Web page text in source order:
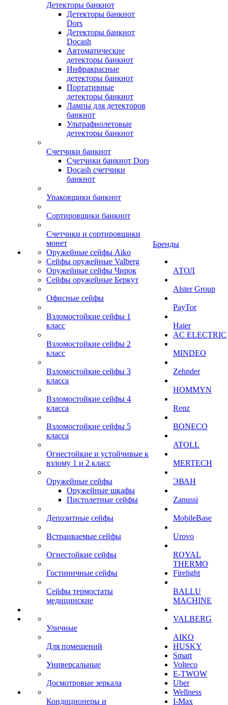
Детекторы банкнот
Детекторы банкнот
Dors
Детекторы банкнот
Docash
Автоматические
детекторы банкнот
Инфракрасные
детекторы банкнот
Портативные
детекторы банкнот
Лампы для детекторов
банкнот
Ультрафиолетовые
детекторы банкнот
Счетчики банкнот
Счетчики банкнот Dors
Docash счетчики
банкнот
Упаковщики банкнот
Сортировщики банкнот
Счетчики и сортировщики
монет
Оружейные сейфы Aiko
Сейфы оружейные Valberg
Оружейные сейфы Чирок
Сейфы оружейные Беркут
Офисные сейфы
Взломостойкие сейфы 1
класс
Взломостойкие сейфы 2
класс
Взломостойкие сейфы 3
класса
Взломостойкие сейфы 4
класса
Взломостойкие сейфы 5
класса
Огнестойкие и устойчивые к
взлому 1 и 2 класс
Оружейные сейфы
Оружейные шкафы
Пистолетные сейфы
Депозитные сейфы
Встраиваемые сейфы
Огнестойкие сейфы
Гостиничные сейфы
Сейфы термостаты
медицинские
Уличные
Для помещений
Универсальные
Досмотровые зеркала
Кондиционеры и
Бренды
АТОЛ
Alster Group
PayTor
Haier
AC ELECTRIC
MINDEO
Zehnder
HOMMYN
Renz
BONECO
ATOLL
MERTECH
ЭВАН
Zanussi
MobileBase
Urovo
ROYAL
THERMO
Firelight
BALLU
MACHINE
VALBERG
AIKO
HUSKY
Smart
Volteco
E-TWOW
Uber
Wellness
I-Max